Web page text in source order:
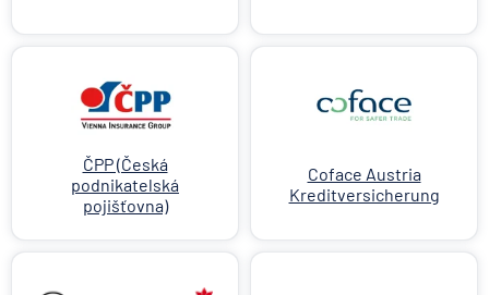
ČPP (Česká
podnikatelská
pojišťovna)
Coface Austria
Kreditversicherung